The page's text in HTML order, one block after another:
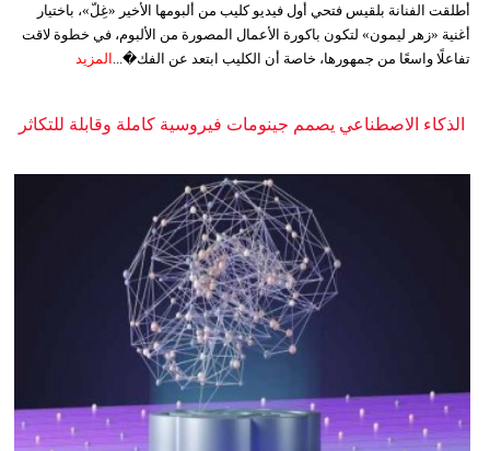
أطلقت الفنانة بلقيس فتحي أول فيديو كليب من ألبومها الأخير «غِلّ»، باختيار
أغنية «زهر ليمون» لتكون باكورة الأعمال المصورة من الألبوم، في خطوة لاقت
تفاعلًا واسعًا من جمهورها، خاصة أن الكليب ابتعد عن الفك�...
المزيد
الذكاء الاصطناعي يصمم جينومات فيروسية كاملة وقابلة للتكاثر